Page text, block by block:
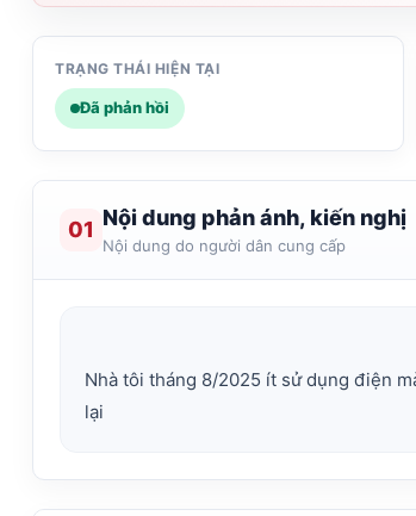
TRẠNG THÁI HIỆN TẠI
Đã phản hồi
01 Nội dung phản ánh, kiến nghị
Nội dung do người dân cung cấp
Nhà tôi tháng 8/2025 ít sử dụng điện